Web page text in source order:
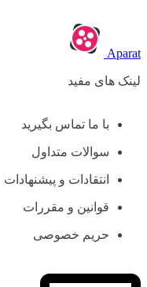
Aparat
لینک های مفید
با ما تماس بگیرید
سوالات متداول
انتقادات و پیشنهادات
قوانین و مقررات
حریم خصوصی